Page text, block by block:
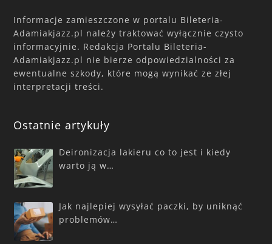
Informacje zamieszczone w portalu Bileteria-
Adamiakjazz.pl należy traktować wyłącznie czysto
informacyjnie. Redakcja Portalu Bileteria-
Adamiakjazz.pl nie bierze odpowiedzialności za
ewentualne szkody, które mogą wynikać ze złej
interpretacji treści.
Ostatnie artykuły
Deironizacja lakieru co to jest i kiedy
warto ją w…
Jak najlepiej wysyłać paczki, by uniknąć
problemów…